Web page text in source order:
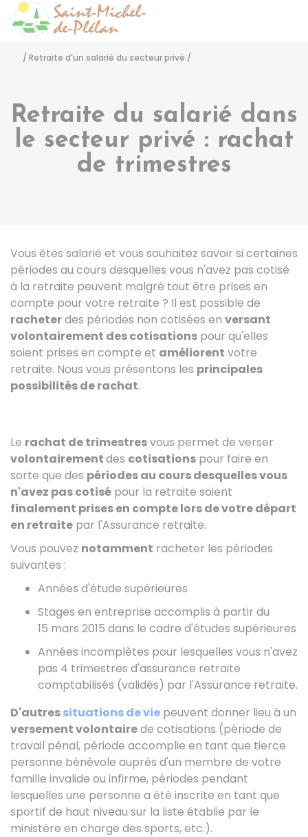
/ Retraite d'un salarié du secteur privé /
Retraite du salarié dans
le secteur privé : rachat
de trimestres
Vous êtes salarié et vous souhaitez savoir si certaines
périodes au cours desquelles vous n'avez pas cotisé
à la retraite peuvent malgré tout être prises en
compte pour votre retraite ? Il est possible de
racheterdes périodes non cotisées en versant
volontairement des cotisations pour qu'elles
soient prises en compte et améliorent votre
retraite. Nous vous présentons les principales
possibilités de rachat.
Le rachat de trimestresvous permet de verser
volontairementdes cotisations pour faire en
sorte que des périodes au cours desquelles vous
n'avez pas cotisé pour la retraite soient
finalement prises en compte lors de votre départ
en retraite par l'Assurance retraite.
Vous pouvez notamment racheter les périodes
suivantes :
Années d'étude supérieures
Stages en entreprise accomplis à partir du
15 mars 2015 dans le cadre d'études supérieures
Années incomplètes pour lesquelles vous n'avez
pas 4 trimestres d'assurance retraite
comptabilisés (validés) par l'Assurance retraite.
D'autressituations de vie peuvent donner lieu à un
versement volontairede cotisations (période de
travail pénal, période accomplie en tant que tierce
personne bénévole auprès d'un membre de votre
famille invalide ou infirme, périodes pendant
lesquelles une personne a été inscrite en tant que
sportif de haut niveau sur la liste établie par le
ministère en charge des sports, etc.).